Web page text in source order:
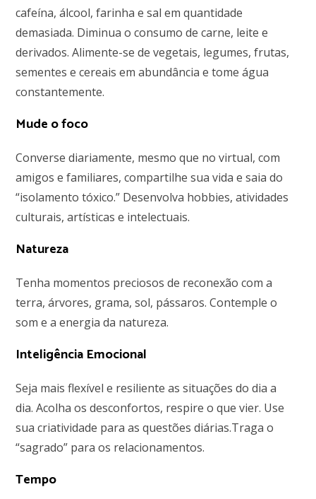
cafeína, álcool, farinha e sal em quantidade
demasiada. Diminua o consumo de carne, leite e
derivados. Alimente-se de vegetais, legumes, frutas,
sementes e cereais em abundância e tome água
constantemente.
Mude o foco
Converse diariamente, mesmo que no virtual, com
amigos e familiares, compartilhe sua vida e saia do
“isolamento tóxico.” Desenvolva hobbies, atividades
culturais, artísticas e intelectuais.
Natureza
Tenha momentos preciosos de reconexão com a
terra, árvores, grama, sol, pássaros. Contemple o
som e a energia da natureza.
Inteligência Emocional
Seja mais flexível e resiliente as situações do dia a
dia.Acolha os desconfortos, respire o que vier. Use
sua criatividade para as questões diárias.Traga o
“sagrado” para os relacionamentos.
Tempo